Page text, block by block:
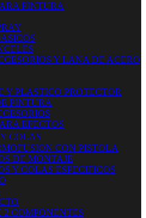
PINTURA
Y LANA DE ACERO
Y PLASTICO PROTECTOR
PINTURA
EFECTOS
COLAS
CON PISTOLA
DE MONTAJE
Y COLAS ESPECIFICOS
COMPONENTES